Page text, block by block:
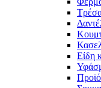
Είδη